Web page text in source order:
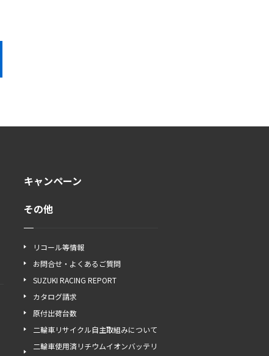
キャンペーン
その他
リコール等情報
お問合せ・よくあるご質問
SUZUKI RACING REPORT
カタログ請求
原付出荷台数
二輪車リサイクル自主取組みについて
二輪車使用済リチウムイオンバッテリ